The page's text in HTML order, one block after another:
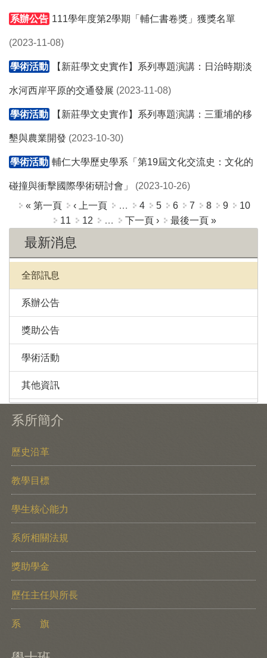
系辦公告 111學年度第2學期「輔仁書卷獎」獲獎名單
(2023-11-08)
學術活動 【新莊學文史實作】系列專題演講：日治時期淡
水河西岸平原的交通發展 (2023-11-08)
學術活動 【新莊學文史實作】系列專題演講：三重埔的移
墾與農業開發 (2023-10-30)
學術活動 輔仁大學歷史學系「第19屆文化交流史：文化的
碰撞與衝擊國際學術研討會」 (2023-10-26)
頁面« 第一頁 ‹ 上一頁 … 4 5 6 7 8 9
10
11
12 … 下一頁 › 最後一頁 »
最新消息
全部訊息
系辦公告
獎助公告
學術活動
其他資訊
系所簡介
歷史沿革
教學目標
學生核心能力
系所相關法規
獎助學金
歷任主任與所長
系 旗